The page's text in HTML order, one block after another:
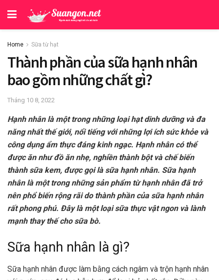
Home Sữa từ hạt
Thành phần của sữa hạnh nhân
bao gồm những chất gì?
Tháng 10 8, 2022
Hạnh nhân là một trong những loại hạt dinh dưỡng và đa
năng nhất thế giới, nổi tiếng với những lợi ích sức khỏe và
công dụng ẩm thực đáng kinh ngạc. Hạnh nhân có thể
được ăn như đồ ăn nhẹ, nghiền thành bột và chế biến
thành sữa kem, được gọi là sữa hạnh nhân. Sữa hạnh
nhân là một trong những sản phẩm từ hạnh nhân đã trở
nên phổ biến rộng rãi do thành phần của sữa hạnh nhân
rất phong phú. Đây là một loại sữa thực vật ngon và lành
mạnh thay thế cho sữa bò.
Sữa hạnh nhân là gì?
Sữa hạnh nhân được làm bằng cách ngâm và trộn hạnh nhân